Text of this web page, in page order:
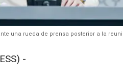
una rueda de prensa posterior a la
-